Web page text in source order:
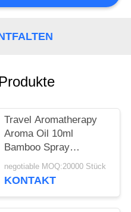
Travel Aromatherapy
Aroma Oil 10ml
Bamboo Spray
Perfume Bottle With
Screw Spray Cap
negotiable MOQ:20000 Stück
KONTAKT